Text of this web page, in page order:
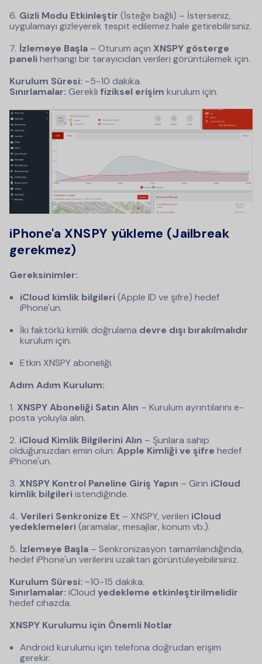
Gizli Modu Etkinleştir (İsteğe bağlı) – İsterseniz,
uygulamayı gizleyerek tespit edilemez hale getirebilirsiniz.
İzlemeye Başla – Oturum açın XNSPY gösterge
paneli herhangi bir tarayıcıdan verileri görüntülemek için.
Kurulum Süresi: ~5-10 dakika.
Sınırlamalar: Gerekli fiziksel erişim kurulum için.
iPhone'a XNSPY yükleme (Jailbreak
gerekmez)
Gereksinimler:
iCloud kimlik bilgileri (Apple ID ve şifre) hedef
iPhone'un.
İki faktörlü kimlik doğrulama devre dışı bırakılmalıdır
kurulum için.
Etkin XNSPY aboneliği.
Adım Adım Kurulum:
XNSPY Aboneliği Satın Alın – Kurulum ayrıntılarını e-
posta yoluyla alın.
iCloud Kimlik Bilgilerini Alın – Şunlara sahip
olduğunuzdan emin olun: Apple Kimliği ve şifre hedef
iPhone'un.
XNSPY Kontrol Paneline Giriş Yapın – Girin iCloud
kimlik bilgileri istendiğinde.
Verileri Senkronize Et – XNSPY, verileri iCloud
yedeklemeleri (aramalar, mesajlar, konum vb.).
İzlemeye Başla – Senkronizasyon tamamlandığında,
hedef iPhone'un verilerini uzaktan görüntüleyebilirsiniz.
Kurulum Süresi: ~10-15 dakika.
Sınırlamalar: iCloud yedekleme etkinleştirilmelidir
hedef cihazda.
XNSPY Kurulumu için Önemli Notlar
Android kurulumu için telefona doğrudan erişim
gerekir.